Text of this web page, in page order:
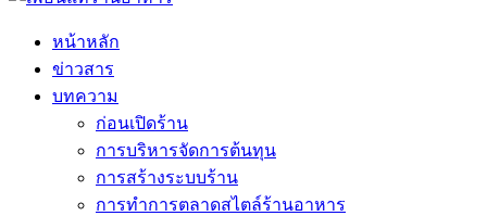
หน้าหลัก
ข่าวสาร
บทความ
ก่อนเปิดร้าน
การบริหารจัดการต้นทุน
การสร้างระบบร้าน
การทำการตลาดสไตล์ร้านอาหาร